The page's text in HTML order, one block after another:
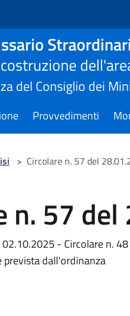
del Consiglio dei
Provvedimenti
> Circolare n. 57 del
n. 57
- Circolare n.
dall'ordinanza